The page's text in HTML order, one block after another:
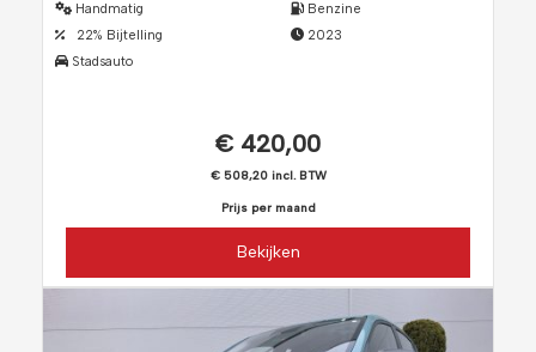
Handmatig
22% Bijtelling
Stadsauto
Benzine
2023
€ 420,00
€ 508,20 incl. BTW
Prijs per maand
Bekijken